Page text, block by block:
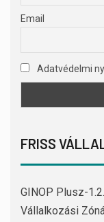
Email
Adatvédelmi
FRISS
GINOP Plusz-
Vállalkozási